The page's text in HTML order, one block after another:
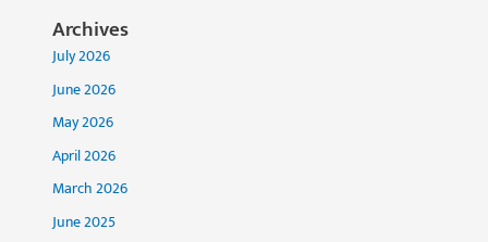
Archives
July 2026
June 2026
May 2026
April 2026
March 2026
June 2025